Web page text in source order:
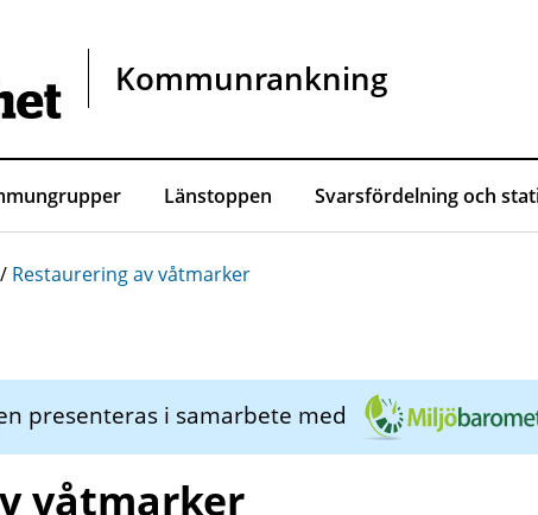
Kommunrankning
Länstoppen Svarsfördelning och
/ Restaurering av våtmarker
presenteras i samarbete med
våtmarker